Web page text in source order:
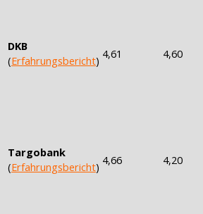
DKB
(Erfahrungsbericht) 4,61 4,60
Targobank
(Erfahrungsbericht) 4,66 4,20